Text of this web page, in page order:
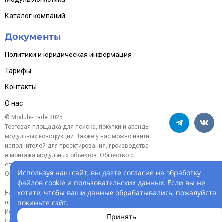
Используя наш сайт, вы даете согласие на обработку
файлов cookie и пользовательских данных. Если вы не
хотите, чтобы ваши данные обрабатывались, пожалуйста
покиньте сайт.
Принять
Каталог компаний
Документы
Политики и юридическая информация
Тарифы
Контакты
О нас
© Module-trade 2025
Торговая площадка для поиска, покупки и аренды
модульных конструкций. Также у нас можно найти
исполнителей для проектирования, производства
и монтажа модульных объектов. Общество с
ограниченной ответственностью «Модуль-трейд»,
ОГРН 1254700005119
На информационном ресурсе
применяются рекомендательные технологии.
Использование сайта означает согласие с